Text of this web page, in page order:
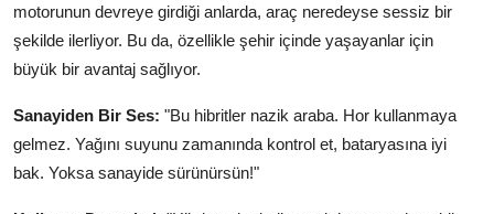
motorunun devreye girdiği anlarda, araç neredeyse sessiz bir
şekilde ilerliyor. Bu da, özellikle şehir içinde yaşayanlar için
büyük bir avantaj sağlıyor.
Sanayiden Bir Ses: "Bu hibritler nazik araba. Hor kullanmaya
gelmez. Yağını suyunu zamanında kontrol et, bataryasına iyi
bak. Yoksa sanayide sürünürsün!"